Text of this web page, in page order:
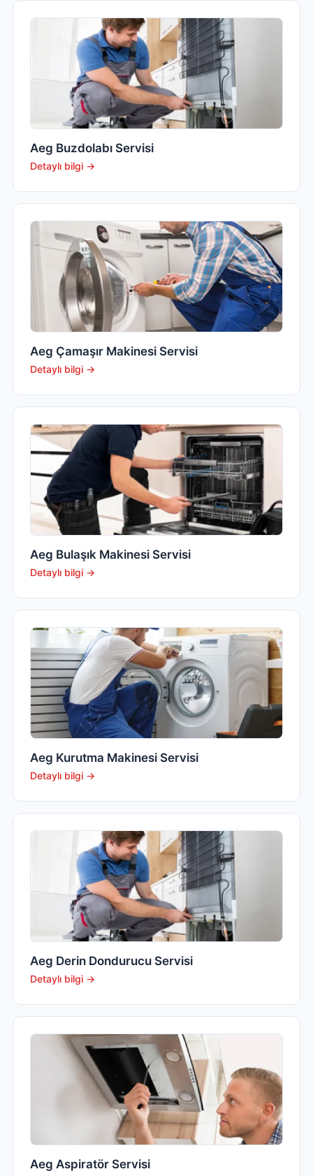
Aeg Buzdolabı Servisi
Detaylı bilgi →
Aeg Çamaşır Makinesi Servisi
Detaylı bilgi →
Aeg Bulaşık Makinesi Servisi
Detaylı bilgi →
Aeg Kurutma Makinesi Servisi
Detaylı bilgi →
Aeg Derin Dondurucu Servisi
Detaylı bilgi →
Aeg Aspiratör Servisi